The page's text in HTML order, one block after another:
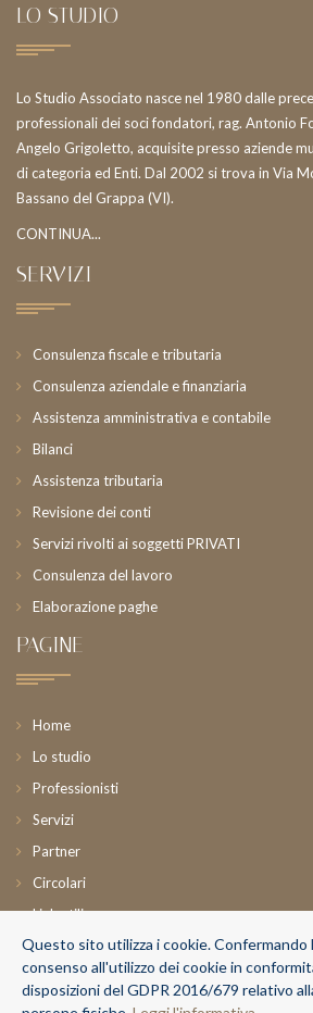
LO STUDIO
Lo Studio Associato nasce nel 1980 dalle
professionali dei soci fondatori, rag. Antonio
Angelo Grigoletto, acquisite presso aziende
di categoria ed Enti. Dal 2002 si trova in Via
Bassano del Grappa (VI).
CONTINUA...
SERVIZI
Consulenza fiscale e tributaria
Consulenza aziendale e finanziaria
Assistenza amministrativa e contabile
Bilanci
Assistenza tributaria
Revisione dei conti
Servizi rivolti ai soggetti PRIVATI
Consulenza del lavoro
Elaborazione paghe
PAGINE
Home
Lo studio
Professionisti
Servizi
Partner
Circolari
Link utili
News
Contatti
Area riservata
Questo sito utilizza i cookie. Confermando
consenso all'utilizzo dei cookie in
disposizioni del GDPR 2016/679 relativo